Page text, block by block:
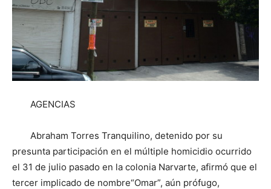
AGENCIAS
Abraham Torres Tranquilino, detenido por su
presunta participación en el múltiple homicidio ocurrido
el 31 de julio pasado en la colonia Narvarte, afirmó que el
tercer implicado de nombre“Omar”, aún prófugo,